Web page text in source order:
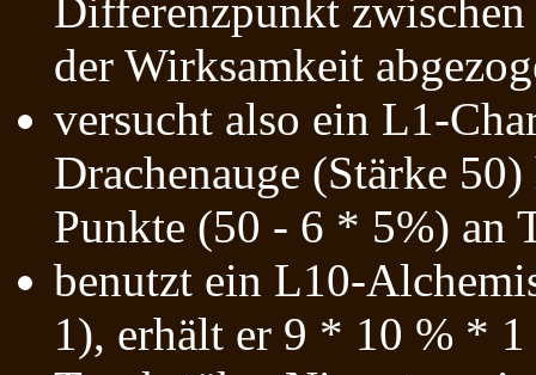
Differenzpunkt
der Wirksamkeit
versucht also ein L1-
Drachenauge (Stärke
Punkte (50 - 6 * 5%) an
benutzt ein L10-
1), erhält er 9 * 10 % *